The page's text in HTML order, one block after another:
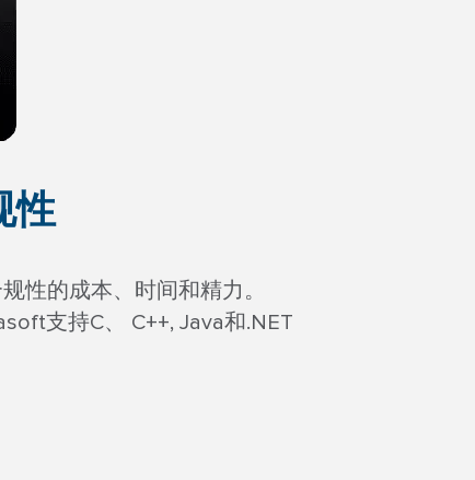
性
性的成本、时间和精力。
支持C、 C++, Java和.NET